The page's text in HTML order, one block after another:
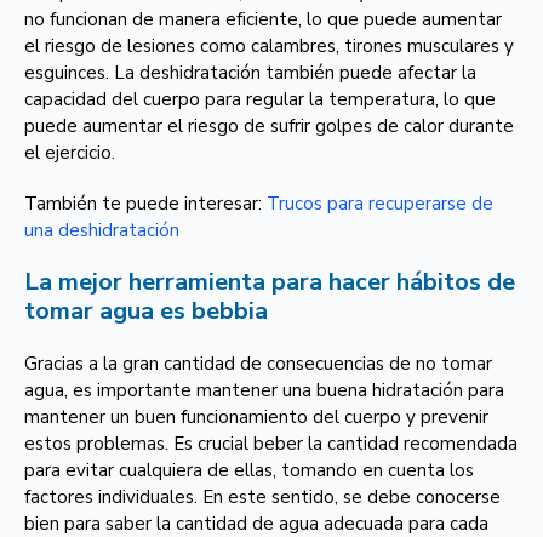
no funcionan de manera eficiente, lo que puede aumentar
el riesgo de lesiones como calambres, tirones musculares y
esguinces. La deshidratación también puede afectar la
capacidad del cuerpo para regular la temperatura, lo que
puede aumentar el riesgo de sufrir golpes de calor durante
el ejercicio.
También te puede interesar: Trucos para recuperarse de
una deshidratación
La mejor herramienta para hacer hábitos de
tomar agua es bebbia
Gracias a la gran cantidad de consecuencias de no tomar
agua, es importante mantener una buena hidratación para
mantener un buen funcionamiento del cuerpo y prevenir
estos problemas. Es crucial beber la cantidad recomendada
para evitar cualquiera de ellas, tomando en cuenta los
factores individuales. En este sentido, se debe conocerse
bien para saber la cantidad de agua adecuada para cada